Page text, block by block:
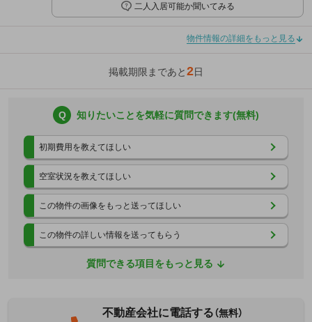
二人入居可能か聞いてみる
物件情報の詳細をもっと見る
掲載期限まであと2日
Q 知りたいことを気軽に質問できます(無料)
初期費用を教えてほしい
空室状況を教えてほしい
この物件の画像をもっと送ってほしい
この物件の詳しい情報を送ってもらう
質問できる項目をもっと見る
不動産会社に電話する（無料）